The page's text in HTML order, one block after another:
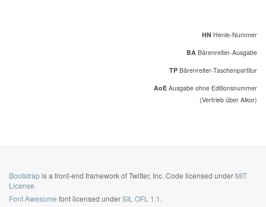
HN Henle-Nummer
BA Bärenreiter-Ausgabe
TP Bärenreiter-Taschenpartitur
AoE Ausgabe ohne Editionsnummer
(Vertrieb über Alkor)
Bootstrapis a front-end framework of Twitter, Inc. Code licensed under MIT
License.
Font Awesome font licensed underSIL OFL 1.1 .